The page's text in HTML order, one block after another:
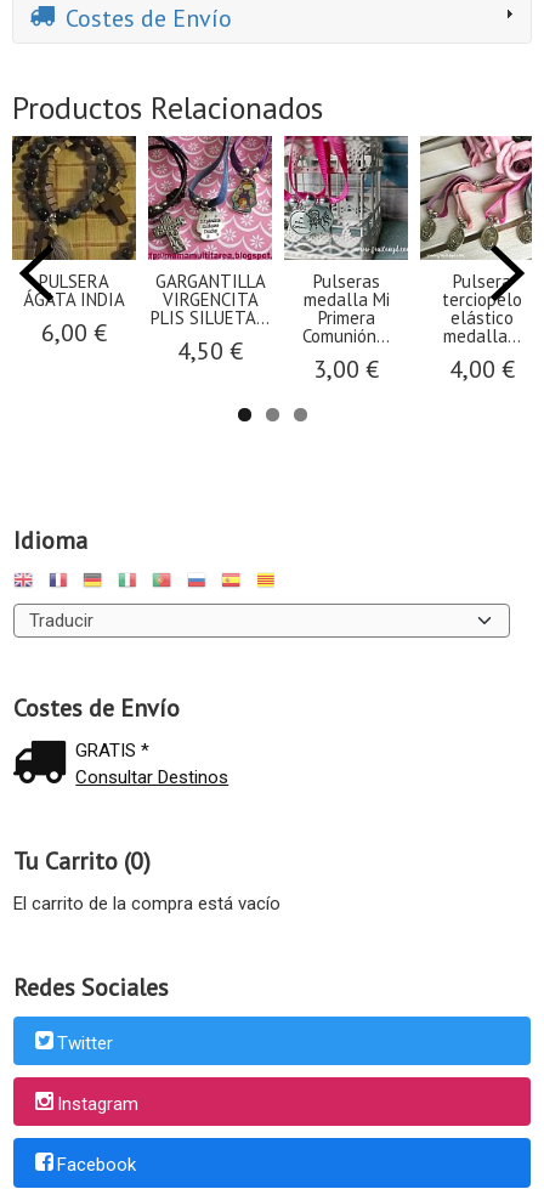
Idioma
Costes de Envío
GRATIS *
Consultar Destinos
Tu Carrito (0)
El carrito de la compra está vacío
Redes Sociales
Twitter
Instagram
Facebook
Costes de Envío
Productos Relacionados
PULSERA
ÁGATA INDIA
6,00 €
GARGANTILLA
VIRGENCITA
PLIS SILUETA...
4,50 €
Pulseras
medalla Mi
Primera
Comunión...
3,00 €
Pulsera
terciopelo
elástico
medalla...
4,00 €